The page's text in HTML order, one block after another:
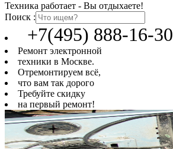
Техника работает - Вы отдыхаете!
Поиск :
+7(495) 888-16-30
Ремонт электронной
техники в Москве.
Отремонтируем всё,
что вам так дорого
Требуйте скидку
на первый ремонт!